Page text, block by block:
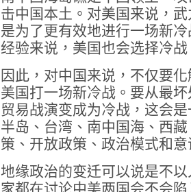
击中国本土。对美国来说，
是为了更有效地进行一场新
经验来说，美国也会选择冷
因此，对中国来说，不仅要
美国打一场新冷战。要从最
贸易战演变成为冷战，这会
半岛、台湾、南中国海、西
策、开放政策、政治模式和
地缘政治的变迁可以说是不
家都在讨论中美两国会不会